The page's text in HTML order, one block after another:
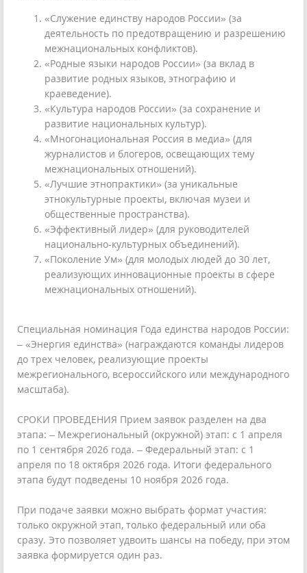
«Служение единству народов России» (за
деятельность по предотвращению и разрешению
межнациональных конфликтов).
«Родные языки народов России» (за вклад в
развитие родных языков, этнографию и
краеведение).
«Культура народов России» (за сохранение и
развитие национальных культур).
«Многонациональная Россия в медиа» (для
журналистов и блогеров, освещающих тему
межнациональных отношений).
«Лучшие этнопрактики» (за уникальные
этнокультурные проекты, включая музеи и
общественные пространства).
«Эффективный лидер» (для руководителей
национально-культурных объединений).
«Поколение Ум» (для молодых людей до 30 лет,
реализующих инновационные проекты в сфере
межнациональных отношений).
Специальная номинация Года единства народов России:
– «Энергия единства» (награждаются команды лидеров
до трех человек, реализующие проекты
межрегионального, всероссийского или международного
масштаба).
СРОКИ ПРОВЕДЕНИЯ Прием заявок разделен на два
этапа: – Межрегиональный (окружной) этап: с 1 апреля
по 1 сентября 2026 года. – Федеральный этап: с 1
апреля по 18 октября 2026 года. Итоги федерального
этапа будут подведены 10 ноября 2026 года.
При подаче заявки можно выбрать формат участия:
только окружной этап, только федеральный или оба
сразу. Это позволяет удвоить шансы на победу, при этом
заявка формируется один раз.